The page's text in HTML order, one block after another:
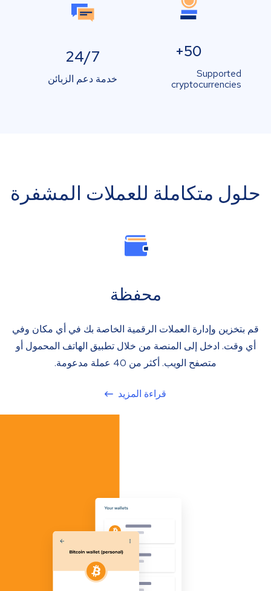
50+
Supported
cryptocurrencies
24/7
خدمة دعم الزبائن
حلول متكاملة للعملات المشفرة
محفظة
قم بتخزين وإدارة العملات الرقمية الخاصة بك في أي مكان وفي
أي وقت. ادخل إلى المنصة من خلال تطبيق الهاتف المحمول أو
متصفح الويب. أكثر من 40 عملة مدعومة.
قراءة المزيد